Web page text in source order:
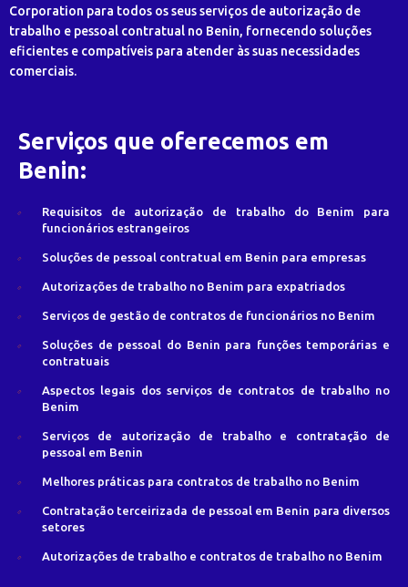
Corporation para todos os seus serviços de autorização de
trabalho e pessoal contratual no Benin, fornecendo soluções
eficientes e compatíveis para atender às suas necessidades
comerciais.
Serviços que oferecemos em
Benin:
Requisitos de autorização de trabalho do Benim para
funcionários estrangeiros
Soluções de pessoal contratual em Benin para empresas
Autorizações de trabalho no Benim para expatriados
Serviços de gestão de contratos de funcionários no Benim
Soluções de pessoal do Benin para funções temporárias e
contratuais
Aspectos legais dos serviços de contratos de trabalho no
Benim
Serviços de autorização de trabalho e contratação de
pessoal em Benin
Melhores práticas para contratos de trabalho no Benim
Contratação terceirizada de pessoal em Benin para diversos
setores
Autorizações de trabalho e contratos de trabalho no Benim